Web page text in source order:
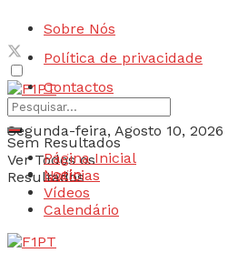
Sobre Nós
Política de privacidade
Contactos
Segunda-feira, Agosto 10, 2026
Login
Sem Resultados
Ver Todos os
Resultados
Página Inicial
Notícias
Vídeos
Calendário